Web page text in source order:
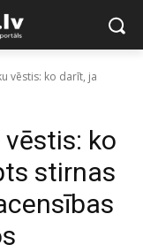
vēstis: ko darīt, ja
ko
stirnas